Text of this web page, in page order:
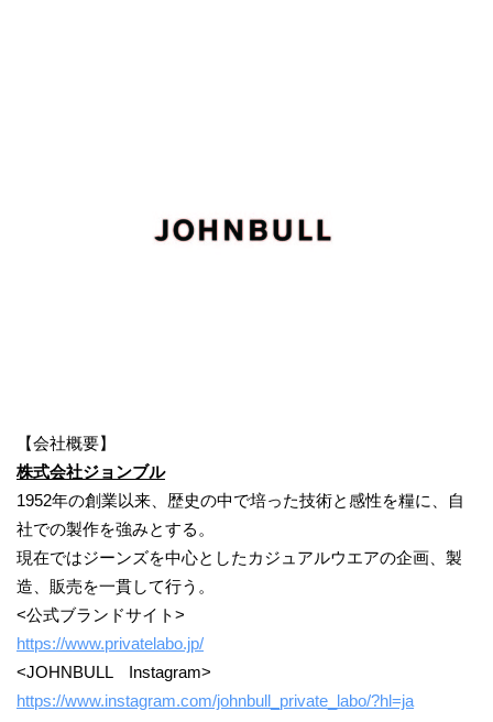
【会社概要】
株式会社ジョンブル
1952年の創業以来、歴史の中で培った技術と感性を糧に、自
社での製作を強みとする。
現在ではジーンズを中心としたカジュアルウエアの企画、製
造、販売を一貫して行う。
<公式ブランドサイト>
https://www.privatelabo.jp/
<JOHNBULL Instagram>
https://www.instagram.com/johnbull_private_labo/?hl=ja